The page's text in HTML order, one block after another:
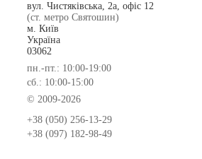
вул. Чистяківська, 2а, офіс 12
(ст. метро Святошин)
м. Київ
Україна
03062
пн.-пт.: 10:00-19:00
сб.: 10:00-15:00
© 2009-2026
+38 (050) 256-13-29
+38 (097) 182-98-49